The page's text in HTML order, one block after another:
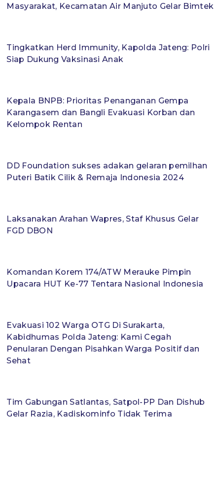
Masyarakat, Kecamatan Air Manjuto Gelar Bimtek
Tingkatkan Herd Immunity, Kapolda Jateng: Polri
Siap Dukung Vaksinasi Anak
Kepala BNPB: Prioritas Penanganan Gempa
Karangasem dan Bangli Evakuasi Korban dan
Kelompok Rentan
DD Foundation sukses adakan gelaran pemilhan
Puteri Batik Cilik & Remaja Indonesia 2024
Laksanakan Arahan Wapres, Staf Khusus Gelar
FGD DBON
Komandan Korem 174/ATW Merauke Pimpin
Upacara HUT Ke-77 Tentara Nasional Indonesia
Evakuasi 102 Warga OTG Di Surakarta,
Kabidhumas Polda Jateng: Kami Cegah
Penularan Dengan Pisahkan Warga Positif dan
Sehat
Tim Gabungan Satlantas, Satpol-PP Dan Dishub
Gelar Razia, Kadiskominfo Tidak Terima